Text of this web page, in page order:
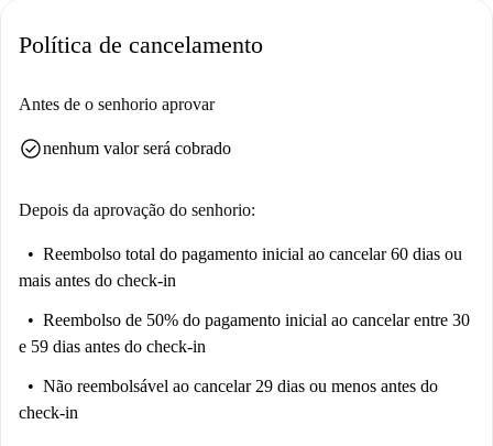
Política de cancelamento
Antes de o senhorio aprovar
check_circlenenhum valor será cobrado
Depois da aprovação do senhorio:
Reembolso total do pagamento inicial ao cancelar 60 dias ou
mais antes do check-in
Reembolso de 50% do pagamento inicial ao cancelar entre 30
e 59 dias antes do check-in
Não reembolsável ao cancelar 29 dias ou menos antes do
check-in